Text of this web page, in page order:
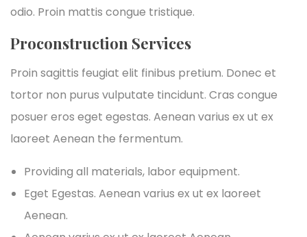
odio. Proin mattis congue tristique.
Proconstruction Services
Proin sagittis feugiat elit finibus pretium. Donec et
tortor non purus vulputate tincidunt. Cras congue
posuer eros eget egestas. Aenean varius ex ut ex
laoreet Aenean the fermentum.
Providing all materials, labor equipment.
Eget Egestas. Aenean varius ex ut ex laoreet
Aenean.